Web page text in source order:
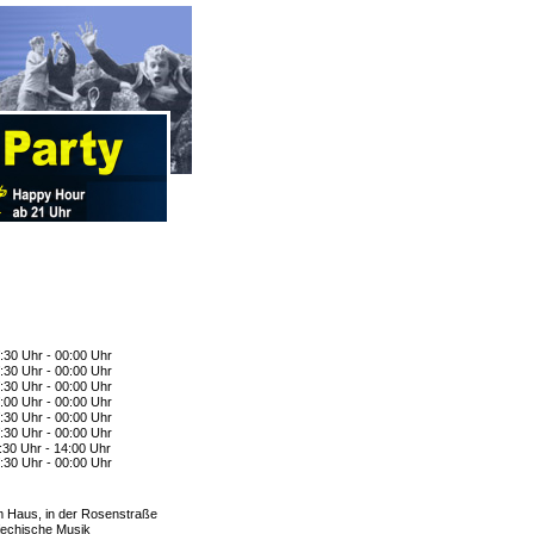
Uhr - 00:00 Uhr
Uhr - 00:00 Uhr
Uhr - 00:00 Uhr
Uhr - 00:00 Uhr
Uhr - 00:00 Uhr
Uhr - 00:00 Uhr
Uhr - 14:00 Uhr
Uhr - 00:00 Uhr
Haus, in der Rosenstraße
Musik